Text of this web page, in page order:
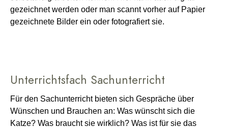
gezeichnet werden oder man scannt vorher auf Papier
gezeichnete Bilder ein oder fotografiert sie.
Unterrichtsfach Sachunterricht
Für den Sachunterricht bieten sich Gespräche über
Wünschen und Brauchen an: Was wünscht sich die
Katze? Was braucht sie wirklich? Was ist für sie das